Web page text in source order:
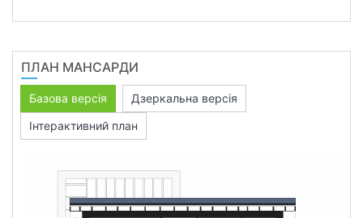
ПЛАН МАНСАРДИ
Базова версія
Дзеркальна версія
Інтерактивний план